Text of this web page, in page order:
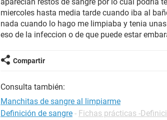
miercoles hasta media tarde cuando iba al
nada cuando lo hago me limpiaba y tenia
eso de la infeccion o de que puede estar
Compartir
Consulta también:
Manchitas de sangre al limpiarme
Definición de sangre - Fichas prácticas -